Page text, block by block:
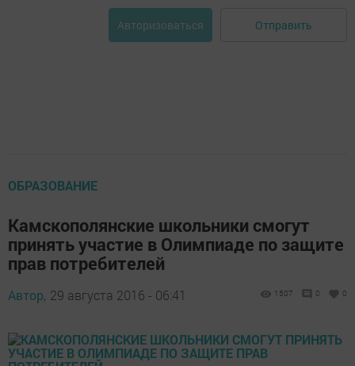
Авторизоваться Отправить
ОБРАЗОВАНИЕ
Камскополянские школьники смогут
принять участие в Олимпиаде по защите
прав потребителей
Автор, 29 августа 2016 - 06:41 1507 0 0